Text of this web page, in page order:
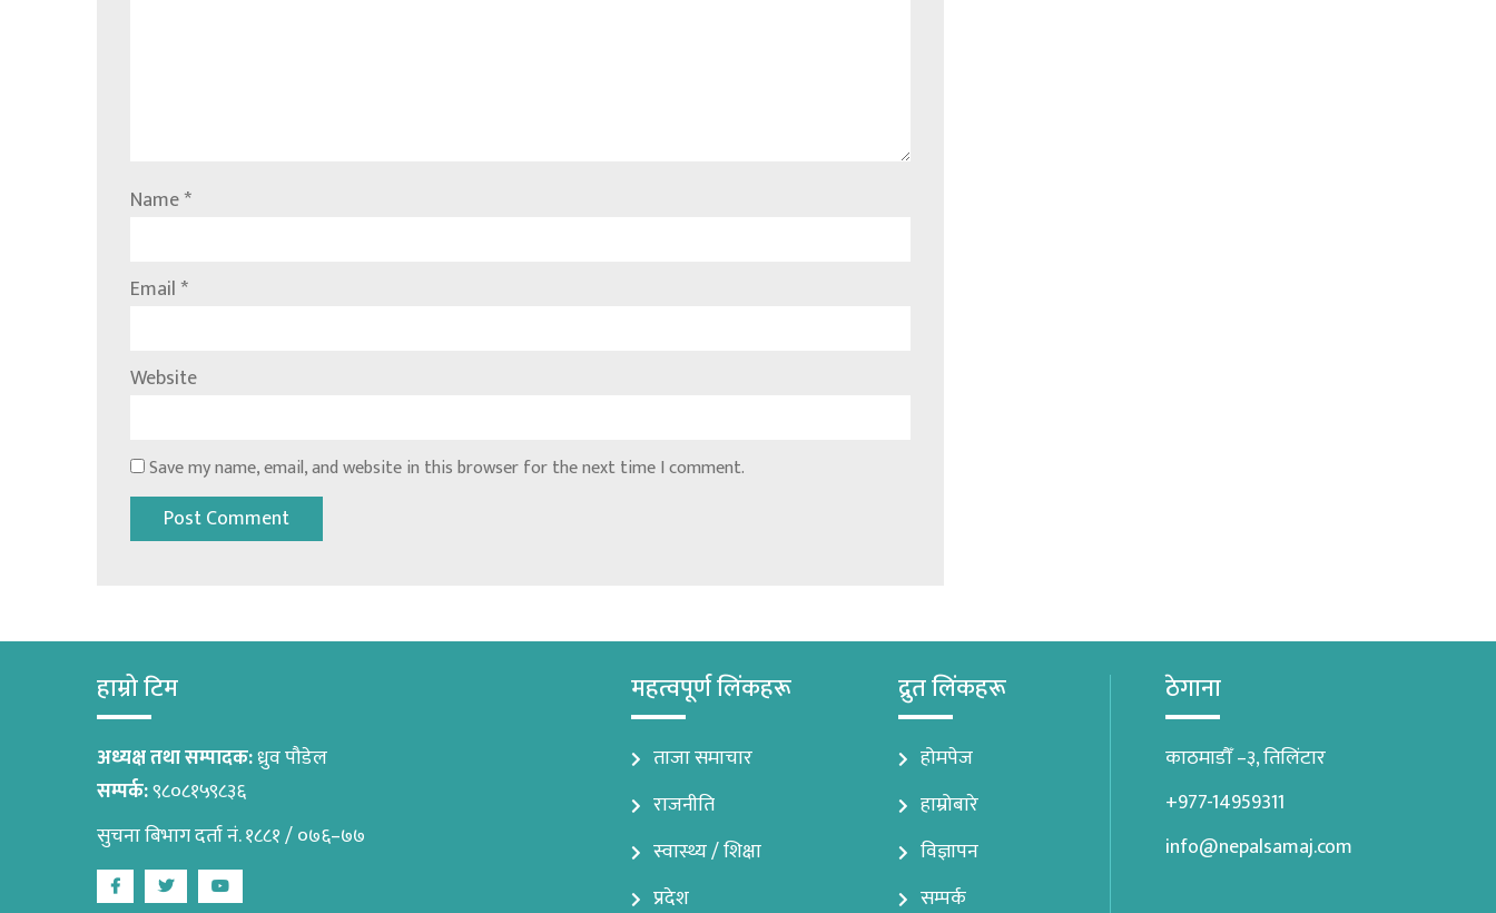
Name*
Email*
Website
Save my name, email, and website in this browser for the next time I comment.
हाम्रो टिम
अध्यक्ष तथा सम्पादक:ध्रुव पौडेल
सम्पर्क:९८०८१५९८३६
सुचना बिभाग दर्ता नं. १८८१ / ०७६–७७
FacebookTwitterYoutube
महत्वपूर्ण लिंकहरू
ताजा समाचार
राजनीति
स्वास्थ्य / शिक्षा
प्रदेश
द्रुत लिंकहरू
होमपेज
हाम्रोबारे
विज्ञापन
सम्पर्क
ठेगाना
काठमाडौँ –३, तिलिंटार
+977-14959311
info@nepalsamaj.com